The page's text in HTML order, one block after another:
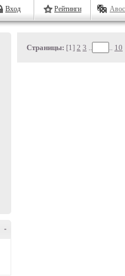
Вход Рейтинги
-
Страницы: [1] 2 3 .. .. 10